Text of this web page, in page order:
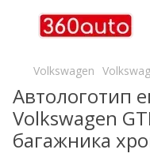
Volkswagen
Автологотип
Volkswagen
багажника